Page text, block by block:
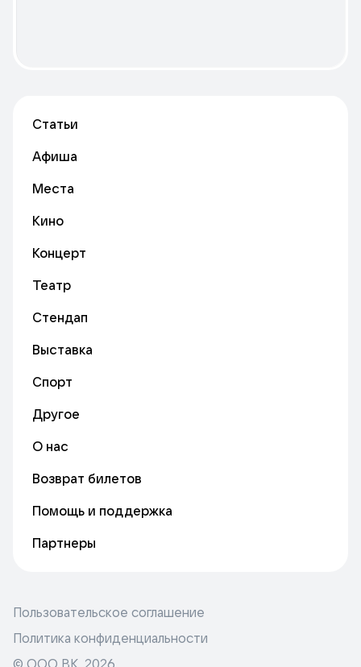
Статьи
Афиша
Места
Кино
Концерт
Театр
Стендап
Выставка
Спорт
Другое
О нас
Возврат билетов
Помощь и поддержка
Партнеры
Пользовательское соглашение
Политика конфиденциальности